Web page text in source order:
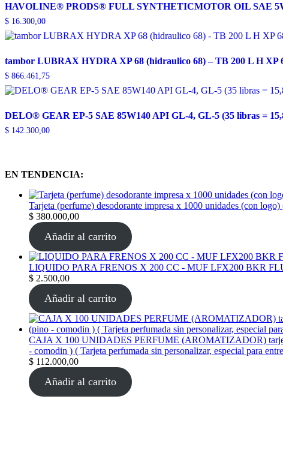
HAVOLINE® PRODS® FULL SYNTHETICMOTOR OIL SAE
$ 16.300,00
tambor LUBRAX HYDRA XP 68 (hidraulico 68) – TB 200 L H XP
$ 866.461,75
DELO® GEAR EP-5 SAE 85W140 API GL-4, GL-5 (35 libras =
$ 142.300,00
EN TENDENCIA:
Tarjeta (perfume) desodorante impresa x 1000 unidades (con
$ 380.000,00
Añadir al carrito
LIQUIDO PARA FRENOS X 200 CC - MUF LFX200 BKR
$ 2.500,00
Añadir al carrito
CAJA X 100 UNIDADES PERFUME (AROMATIZADOR)
- comodin ) ( Tarjeta perfumada sin personalizar, especial para
$ 112.000,00
Añadir al carrito